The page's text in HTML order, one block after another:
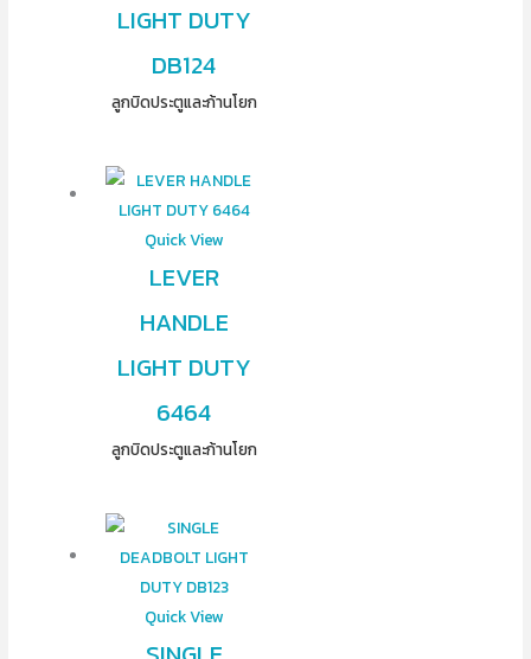
LIGHT DUTY
DB124
ลูกบิดประตูและก้านโยก
Quick View
LEVER
HANDLE
LIGHT DUTY
6464
ลูกบิดประตูและก้านโยก
Quick View